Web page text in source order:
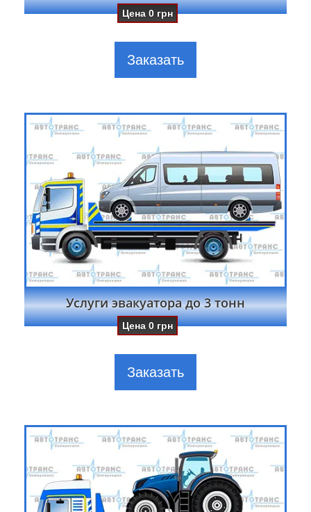
Цена0 грн
Заказать
Услуги эвакуатора до 3 тонн
Цена0 грн
Заказать